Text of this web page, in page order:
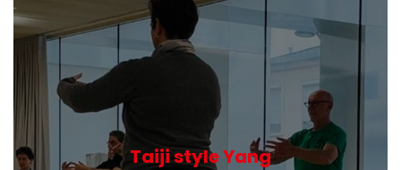
Taiji style Yang